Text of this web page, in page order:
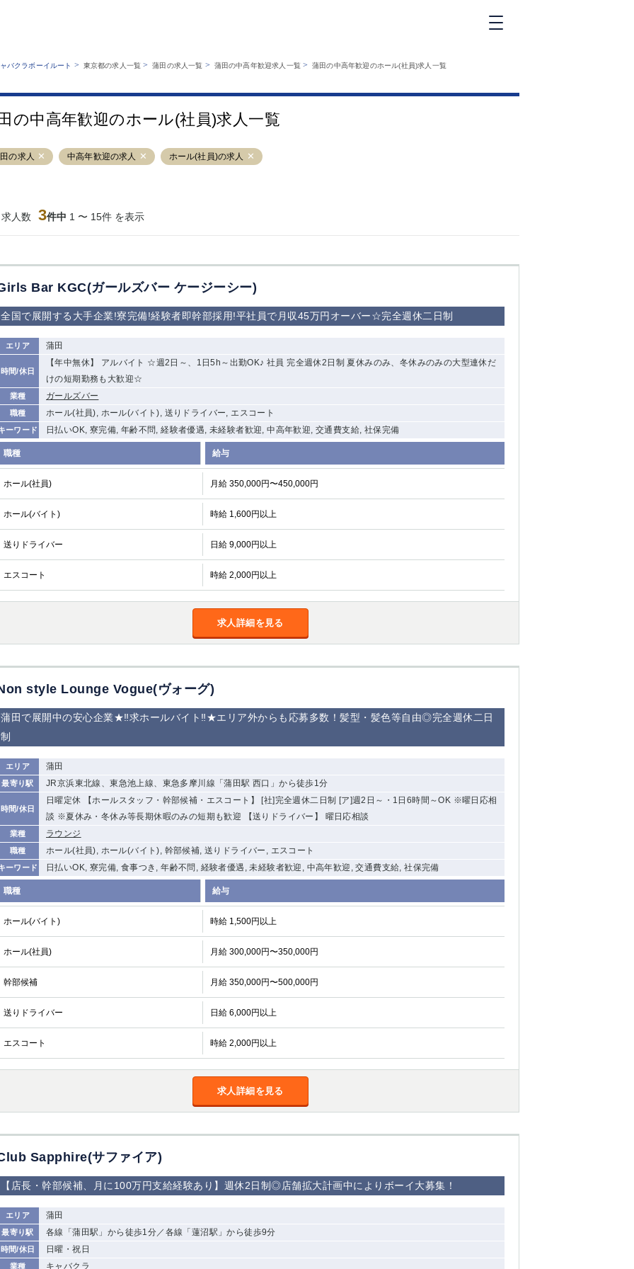
業種から探す
職種から探す
キャバクラボーイルートとは？
サイトマップ
バクラボーイルート > 東京都の求人一覧 >蒲田の求人一覧 > 蒲田の中高年歓迎求人一覧 >蒲田の中高年歓迎のホール(社員)求人一覧
の中高年歓迎のホール(社員)求人一覧
の求人 中高年歓迎の求人 ホール(社員)の求人
人数 3件中 1 〜 15件 を表示
Bar KGC(ガールズバー ケージーシー)
全国で展開する大手企業!寮完備!経験者即幹部採用!平社員で月収45万円オーバー☆完全週休二日制
エリア 蒲田
時間/休日
【年中無休】 アルバイト ☆週2日～、1日5h～出勤OK♪ 社員 完全週休2日制 夏休みのみ、冬休みのみの大型連休だ
けの短期勤務も大歓迎☆
業種 ガールズバー
職種 ホール(社員), ホール(バイト), 送りドライバー, エスコート
ーワード 日払いOK, 寮完備, 年齢不問, 経験者優遇, 未経験者歓迎, 中高年歓迎, 交通費支給, 社保完備
職種 給与
ホール(社員) 月給 350,000円〜450,000円
ホール(バイト) 時給 1,600円以上
送りドライバー 日給 9,000円以上
エスコート 時給 2,000円以上
求人詳細を見る
style Lounge Vogue(ヴォーグ)
蒲田で展開中の安心企業★‼求ホールバイト‼★エリア外からも応募多数！髪型・髪色等自由◎完全週休二日
制
エリア 蒲田
最寄り駅 JR京浜東北線、東急池上線、東急多摩川線「蒲田駅 西口」から徒歩1分
時間/休日
日曜定休 【ホールスタッフ・幹部候補・エスコート】 [社]完全週休二日制 [ア]週2日～・1日6時間～OK ※曜日応相
談 ※夏休み・冬休み等長期休暇のみの短期も歓迎 【送りドライバー】 曜日応相談
業種 ラウンジ
職種 ホール(社員), ホール(バイト), 幹部候補, 送りドライバー, エスコート
ーワード 日払いOK, 寮完備, 食事つき, 年齢不問, 経験者優遇, 未経験者歓迎, 中高年歓迎, 交通費支給, 社保完備
職種 給与
ホール(バイト) 時給 1,500円以上
ホール(社員) 月給 300,000円〜350,000円
幹部候補 月給 350,000円〜500,000円
送りドライバー 日給 6,000円以上
エスコート 時給 2,000円以上
求人詳細を見る
Sapphire(サファイア)
【店長・幹部候補、月に100万円支給経験あり】週休2日制◎店舗拡大計画中によりボーイ大募集！
エリア 蒲田
最寄り駅 各線「蒲田駅」から徒歩1分／各線「蓮沼駅」から徒歩9分
時間/休日 日曜・祝日
業種 キャバクラ
銀座 上野 六本木 池袋
新橋
立川
千葉中央 門前仲町 町田
大山
赤坂 高円寺 赤羽
ひばりヶ丘（北
学芸大学
の好立地！
「赤羽駅」から
徒歩2分 ②東
京メトロ南北線
「赤羽岩淵駅」
から徒歩10分
口）
宿
①歌舞伎町 ②
新宿
①東武練馬 ②
成増・板橋 ③
大山 ②池袋
池袋東口
下赤塚 竹ノ塚 三鷹 亀戸
荻窪
浅草 新小岩 幡ヶ谷
祖師ヶ谷大蔵
五井
関内 横浜 川崎 溝の口
本厚木
新横浜
武蔵小杉
関内・馬車道・
日ノ出町
茅ヶ崎 戸塚 たまプラーザ 大船
相模原
厚木
桜木町
志木
獨協大学前＜草
加松原＞
船橋 津田沼 成田
佐倉
柏（西口） 木更津 柏（東口）
下総中山
浦安
宇都宮 小山
東武宇都宮（宇
都宮西口）
土浦 ひたち野うしく
館林
該当求人 0件 選択した内容で設定